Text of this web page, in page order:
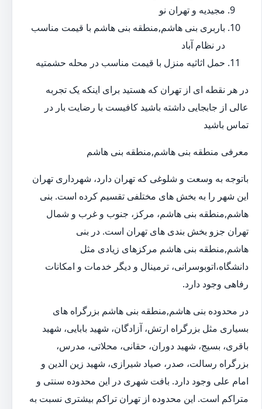
مجیدیه و تهران نو
باربری بنی هاشم,منطقه بنی هاشم با قیمت مناسب
در نظام آباد
حمل اثاثیه منزل با قیمت مناسب در محله حشمتیه
در هر نقطه ای از تهران که هستید برای اینکه یک تجربه
عالی از جابجایی داشته باشید کافیست با رضایت بار در
تماس باشید
معرفی منطقه بنی هاشم,منطقه بنی هاشم
باتوجه به وسعت و شلوغی که تهران دارد، شهرداری تهران
این شهر را به بخش های مختلفی تقسیم کرده است. بنی
هاشم,منطقه بنی هاشم، مرکز، جنوب و غرب و شمال
تهران جزو بخش بندی های تهران است. در بنی
هاشم,منطقه بنی هاشم مرکزهای زیادی مثل
دانشگاه،اتوبوسرانی، ترمینال و دیگر خدمات و امکانات
رفاهی وجود دارد.
در محدوده بنی هاشم,منطقه بنی هاشم بزرگراه های
بسیاری مثل بزرگراه ارتش، آزادگان، شهید بابایی، شهید
باقری، بسیج، شهید دوران، حقانی، محلاتی، مدرس،
بزرگراه رسالت، صدر، صیاد شیرازی، شهید زین الدین و
امام علی وجود دارد. بافت شهری در این محدوده سنتی و
متراکم است. این محدوده از تهران تراکم بیشتری نسبت به